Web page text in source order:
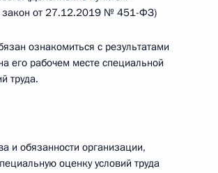
от 27.12.2019 № 451-ФЗ)
ознакомиться с результатами
его рабочем месте специальной
труда.
и обязанности организации,
оценку условий труда